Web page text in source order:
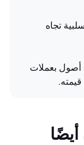
تجاه
أصول بعملات